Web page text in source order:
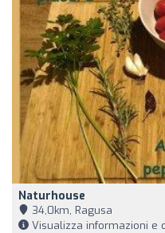
Naturhouse
34,0km, Ragusa
Visualizza informazioni e